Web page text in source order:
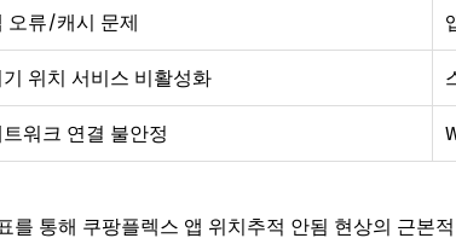
오류/캐시 문제
기 위치 서비스 비활성화
트워크 연결 불안정
를 통해 쿠팡플렉스 앱 위치추적 안됨 현상의 근본